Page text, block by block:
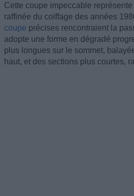
Cette coupe impeccable
raffinée du coiffage des années
coupe précises rencontraient la
adopte une forme en dégradé
plus longues sur le sommet,
haut, et des sections plus courtes,